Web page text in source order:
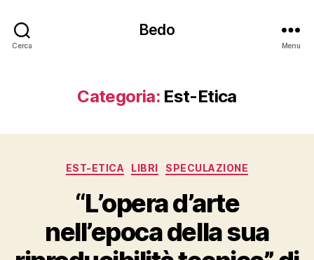
Cerca
Bedo
Menu
Categoria: Est-Etica
Categorie
EST-ETICA LIBRI SPECULAZIONE
“L’opera d’arte
nell’epoca della sua